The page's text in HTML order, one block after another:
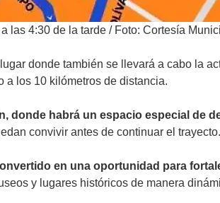
las 4:30 de la tarde / Foto: Cortesía
lugar donde también se llevará a cabo la
a los 10 kilómetros de distancia.
donde habrá un espacio especial de
convivir antes de continuar el trayecto.
en una oportunidad para
y lugares históricos de manera